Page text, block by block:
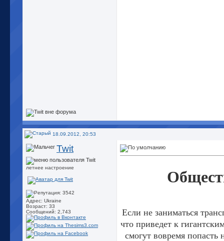
18.09.2012, 20:53
Twit
летнее настроение
Адрес: Ukraine
Возраст: 33
Сообщений: 2,743
Если не заниматься
что приведет к
смогут вовремя